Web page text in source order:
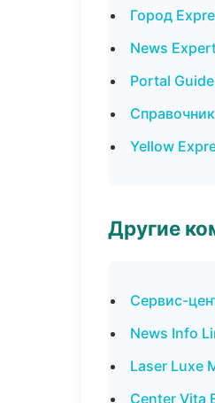
Город
News
Portal
Yellow
Другие
Сервис-
News Info
Laser Luxe
Center Vita